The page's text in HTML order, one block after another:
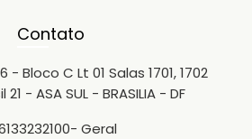
Contato
- Bloco C Lt 01 Salas 1701, 1702
- ASA SUL - BRASILIA - DF
- Geral